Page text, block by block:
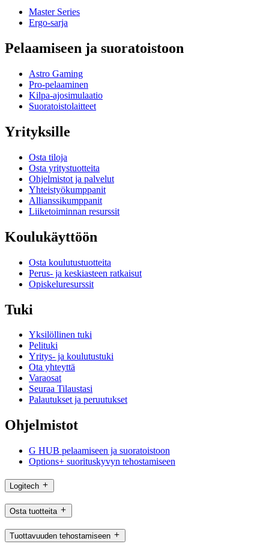
Master Series
Ergo-sarja
Pelaamiseen ja suoratoistoon
Astro Gaming
Pro-pelaaminen
Kilpa-ajosimulaatio
Suoratoistolaitteet
Yrityksille
Osta tiloja
Osta yritystuotteita
Ohjelmistot ja palvelut
Yhteistyökumppanit
Allianssikumppanit
Liiketoiminnan resurssit
Koulukäyttöön
Osta koulutustuotteita
Perus- ja keskiasteen ratkaisut
Opiskeluresurssit
Tuki
Yksilöllinen tuki
Pelituki
Yritys- ja koulutustuki
Ota yhteyttä
Varaosat
Seuraa Tilaustasi
Palautukset ja peruutukset
Ohjelmistot
G HUB pelaamiseen ja suoratoistoon
Options+ suorituskyvyn tehostamiseen
Logitech
Osta tuotteita
Tuottavuuden tehostamiseen